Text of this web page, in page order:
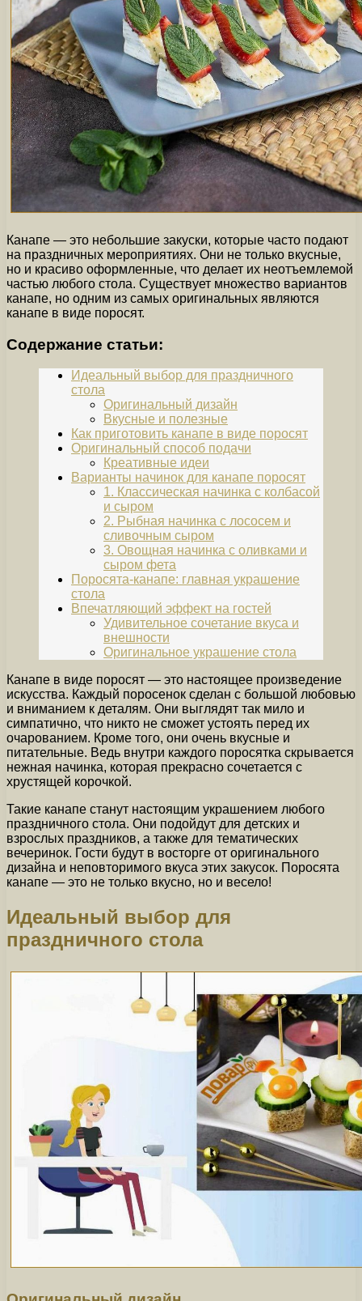
Канапе — это небольшие закуски, которые часто подают
на праздничных мероприятиях. Они не только вкусные,
но и красиво оформленные, что делает их неотъемлемой
частью любого стола. Существует множество вариантов
канапе, но одним из самых оригинальных являются
канапе в виде поросят.
Содержание статьи:
Идеальный выбор для праздничного
стола
Оригинальный дизайн
Вкусные и полезные
Как приготовить канапе в виде поросят
Оригинальный способ подачи
Креативные идеи
Варианты начинок для канапе поросят
1. Классическая начинка с колбасой
и сыром
2. Рыбная начинка с лососем и
сливочным сыром
3. Овощная начинка с оливками и
сыром фета
Поросята-канапе: главная украшение
стола
Впечатляющий эффект на гостей
Удивительное сочетание вкуса и
внешности
Оригинальное украшение стола
Канапе в виде поросят — это настоящее произведение
искусства. Каждый поросенок сделан с большой любовью
и вниманием к деталям. Они выглядят так мило и
симпатично, что никто не сможет устоять перед их
очарованием. Кроме того, они очень вкусные и
питательные. Ведь внутри каждого поросятка скрывается
нежная начинка, которая прекрасно сочетается с
хрустящей корочкой.
Такие канапе станут настоящим украшением любого
праздничного стола. Они подойдут для детских и
взрослых праздников, а также для тематических
вечеринок. Гости будут в восторге от оригинального
дизайна и неповторимого вкуса этих закусок. Поросята
канапе — это не только вкусно, но и весело!
Идеальный выбор для
праздничного стола